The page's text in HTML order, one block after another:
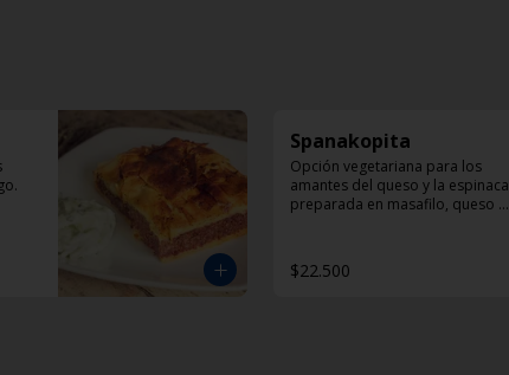
Spanakopita
Opción vegetariana para los
amantes del queso y la espinaca
preparada en masafilo, queso
Dzadziki.
$22.500